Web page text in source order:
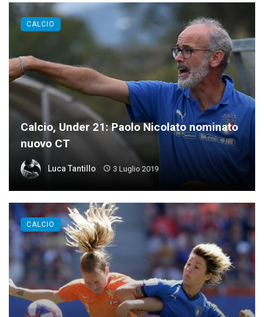
Calcio, Under 21: Paolo Nicolato nominato
nuovo CT
Luca Tantillo 3 Luglio 2019
CALCIO
CALCIO